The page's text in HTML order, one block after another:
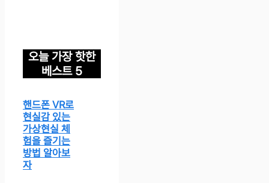
오늘 가장 핫한
베스트 5
핸드폰 VR로
현실감 있는
가상현실 체
험을 즐기는
방법 알아보
자